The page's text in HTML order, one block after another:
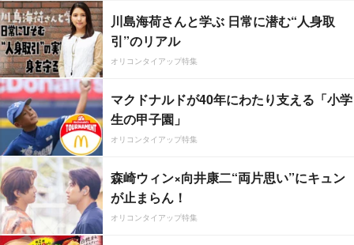
川島海荷さんと学ぶ 日常に潜む“人身取
引”のリアル
オリコンタイアップ特集
マクドナルドが40年にわたり支える「小学
生の甲子園」
オリコンタイアップ特集
森崎ウィン×向井康二“両片思い”にキュン
が止まらん！
オリコンタイアップ特集